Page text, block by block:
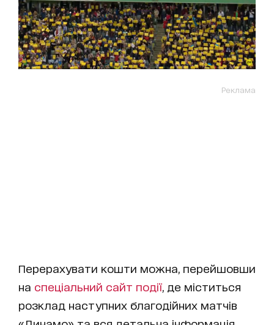
Реклама
Перерахувати кошти можна, перейшовши
на спеціальний сайт події , де міститься
розклад наступних благодійних матчів